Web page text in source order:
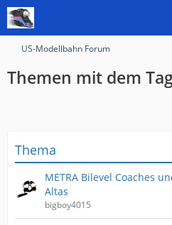
US-Modellbahn Forum
Themen mit dem
Thema
METRA Bilevel Coaches
Altas
bigboy4015